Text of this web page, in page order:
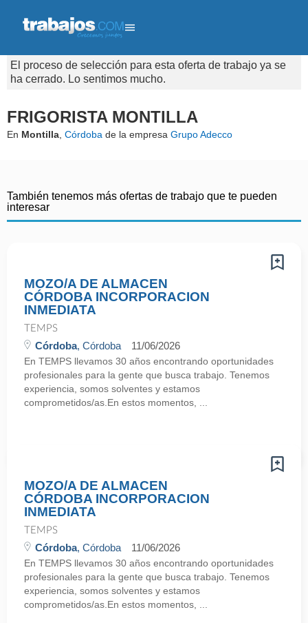
El proceso de selección para esta oferta de trabajo ya se
ha cerrado. Lo sentimos mucho.
FRIGORISTA MONTILLA
En Montilla Córdoba de la empresa Grupo Adecco
También tenemos más ofertas de trabajo que te pueden
interesar
MOZO/A DE ALMACEN
CÓRDOBA INCORPORACION
INMEDIATA
TEMPS
Córdoba, Córdoba 11/06/2026
En TEMPS llevamos 30 años encontrando oportunidades
profesionales para la gente que busca trabajo. Tenemos
experiencia, somos solventes y estamos
comprometidos/as.En estos momentos, ...
MOZO/A DE ALMACEN
CÓRDOBA INCORPORACION
INMEDIATA
TEMPS
Córdoba, Córdoba 11/06/2026
En TEMPS llevamos 30 años encontrando oportunidades
profesionales para la gente que busca trabajo. Tenemos
experiencia, somos solventes y estamos
comprometidos/as.En estos momentos, ...